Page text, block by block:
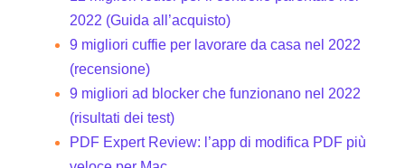
2022 (Guida all’acquisto)
9 migliori cuffie per lavorare da casa nel 2022
(recensione)
9 migliori ad blocker che funzionano nel 2022
(risultati dei test)
PDF Expert Review: l’app di modifica PDF più